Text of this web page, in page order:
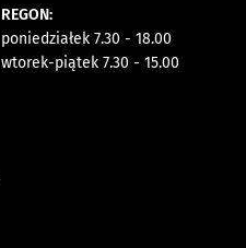
REGON:
poniedziałek 7.30 - 18.00
wtorek-piątek 7.30 - 15.00